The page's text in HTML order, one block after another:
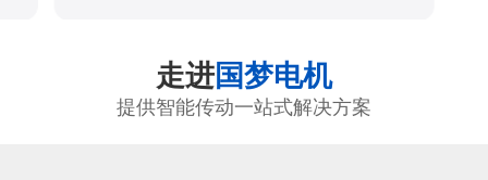
走进国梦电机
提供智能传动一站式解决方案